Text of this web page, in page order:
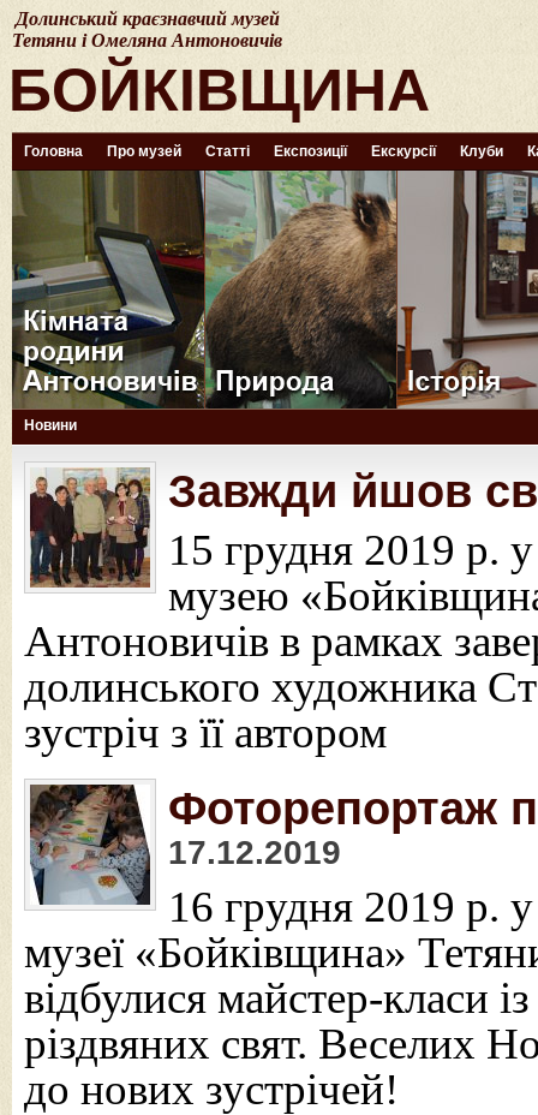
Долинський краєзнавчий музей
Тетяни і Омеляна Антоновичів
БОЙКІВЩИНА
Головна Про музей Статті Експозиції Екскурсії Клуби
Новини
Завжди йшов
15 грудня 2019 р.
музею
Антоновичів в рамках
долинського художника
зустріч з її автором
Фоторепортаж
17.12.2019
16 грудня 2019 р.
музеї «Бойківщина»
відбулися майстер-класи
різдвяних свят. Веселих
до нових зустрічей!